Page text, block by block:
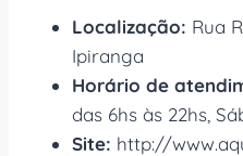
Localização: Rua
Ipiranga
Horário de
das 6hs às 22hs,
Site: http://